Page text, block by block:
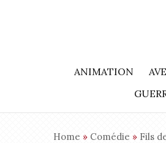
ANIMATION
Home » Comédie » Fils